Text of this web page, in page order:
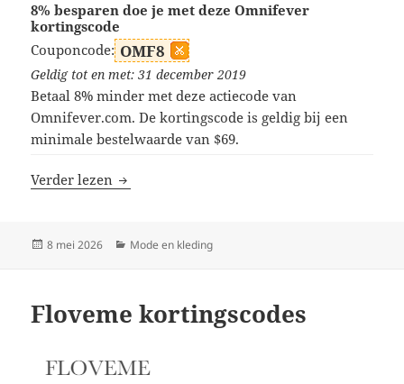
8% besparen doe je met deze Omnifever
kortingscode
Couponcode: OMF8
Geldig tot en met: 31 december 2019
Betaal 8% minder met deze actiecode van
Omnifever.com. De kortingscode is geldig bij een
minimale bestelwaarde van $69.
Verder lezen Omnifever kortingscodes
Geplaatst
8 mei 2026 Categorieën
Mode en kleding
Floveme kortingscodes